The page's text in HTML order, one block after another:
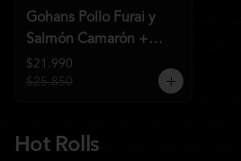
Gohans Pollo Furai y
Salmón Camarón +
2QC
$21.990
$25.850
Hot Rolls